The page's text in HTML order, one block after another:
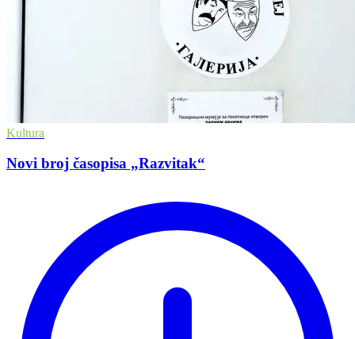
Kultura
Novi broj časopisa „Razvitak“